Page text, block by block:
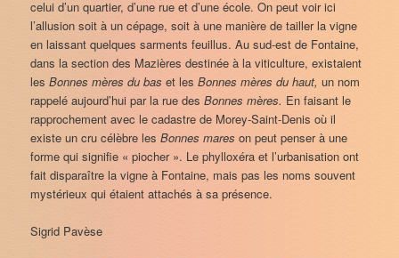
celui d’un quartier, d’une rue et d’une école. On peut voir ici
l’allusion soit à un cépage, soit à une manière de tailler la vigne
en laissant quelques sarments feuillus. Au sud-est de Fontaine,
dans la section des Mazières destinée à la viticulture, existaient
lesBonnes mères du baset lesBonnes mères du haut,un nom
rappelé aujourd’hui par la rue desBonnes mères. En faisant le
rapprochement avec le cadastre de Morey-Saint-Denis où il
existe un cru célèbre lesBonnes mareson peut penser à une
forme qui signifie « piocher ». Le phylloxéra et l’urbanisation ont
fait disparaître la vigne à Fontaine, mais pas les noms souvent
mystérieux qui étaient attachés à sa présence.
Sigrid Pavèse